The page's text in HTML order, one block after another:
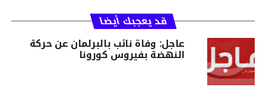
قد يعجبك أيضا
عاجل: وفاة نائب بالبرلمان عن حركة
النهضة بفيروس كورونا